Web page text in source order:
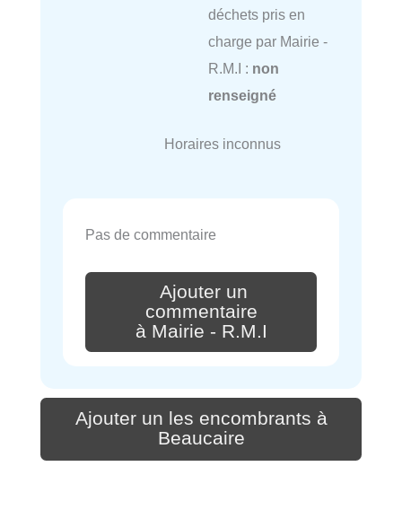
déchets pris en
charge par Mairie -
R.M.I : non
renseigné
Horaires inconnus
Pas de commentaire
Ajouter un
commentaire
à Mairie - R.M.I
Ajouter un les encombrants à
Beaucaire